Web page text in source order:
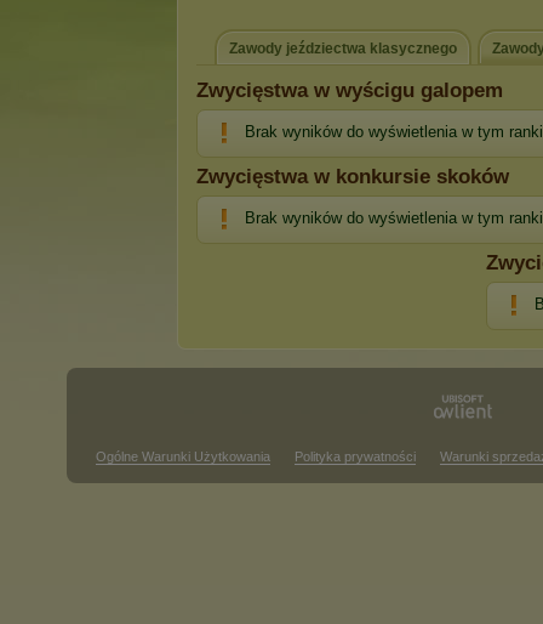
Zawody jeździectwa klasycznego
Zwycięstwa w wyścigu galopem
Brak wyników do wyświetlenia w tym
Zwycięstwa w konkursie skoków
Brak wyników do wyświetlenia w tym
Ogólne Warunki Użytkowania Polityka prywatności Warunki